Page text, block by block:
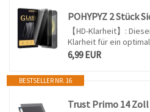
【HD-Klarheit】:
Klarheit für ein
6,99 EUR
BESTSELLER NR. 16